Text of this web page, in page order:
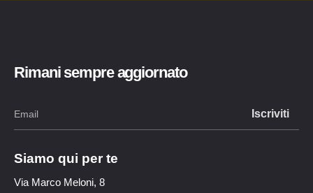
Rimani sempre aggiornato
Siamo qui per te
Via Marco Meloni, 8